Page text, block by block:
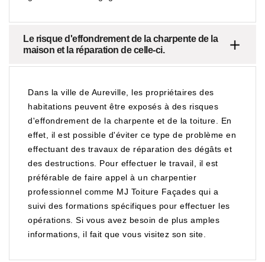
Le risque d'effondrement de la charpente de la
maison et la réparation de celle-ci.
Dans la ville de Aureville, les propriétaires des
habitations peuvent être exposés à des risques
d'effondrement de la charpente et de la toiture. En
effet, il est possible d'éviter ce type de problème en
effectuant des travaux de réparation des dégâts et
des destructions. Pour effectuer le travail, il est
préférable de faire appel à un charpentier
professionnel comme MJ Toiture Façades qui a
suivi des formations spécifiques pour effectuer les
opérations. Si vous avez besoin de plus amples
informations, il fait que vous visitez son site.